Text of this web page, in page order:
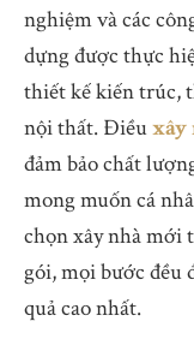
nghiệm và các
dựng được thực
thiết kế kiến trúc,
nội thất. Điềuxây
đảm bảo chất
mong muốn cá
chọn xây nhà mới
gói, mọi bước đều
quả cao nhất.